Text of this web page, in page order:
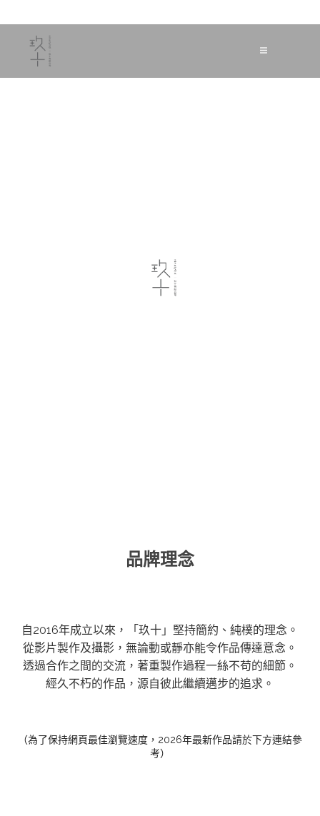
品牌理念
自2016年成立以來，「玖十」堅持簡約、純樸的理念。
從影片製作及攝影，無論動或靜亦能令作品傳達意念。
透過合作之間的交流，著重製作過程一絲不苟的細節。
經久不朽的作品，源自彼此繼續邁步的追求。
（為了保持網頁最佳瀏覽速度，2026年最新作品請於下方連結參
考）